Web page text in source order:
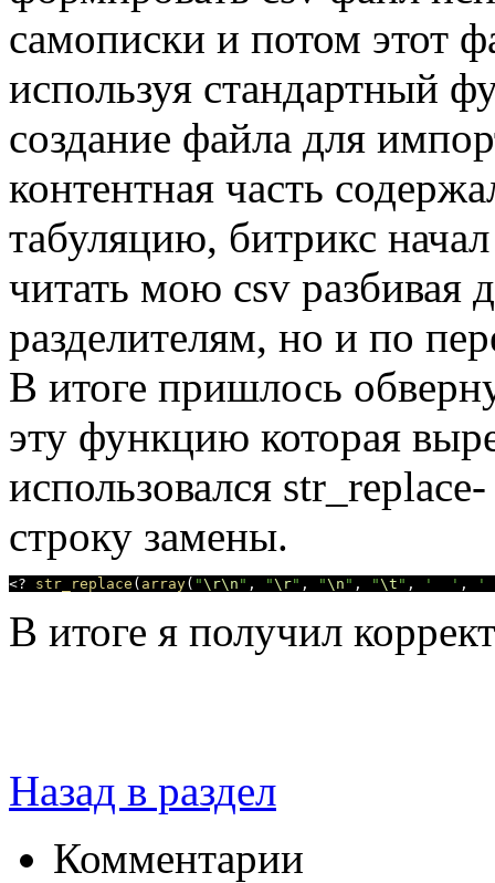
самописки и потом этот
используя стандартный
создание файла для
контентная часть
табуляцию, битрикс
читать мою csv разбивая
разделителям, но и по
В итоге пришлось
эту функцию которая
использовался
строку замены.
<? str_replace ( array( "\r\n " , "\r" , "\n " , "\t " , '  ' , '
В итоге я получил
Назад в раздел
Комментарии